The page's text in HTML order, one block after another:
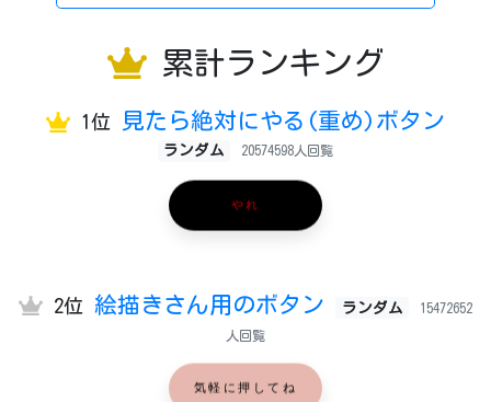
累計ランキング
1位 見たら絶対にやる(重め)ボタン
ランダム 20574598人回覧
やれ
2位 絵描きさん用のボタン ランダム 15472652
人回覧
気軽に押してね